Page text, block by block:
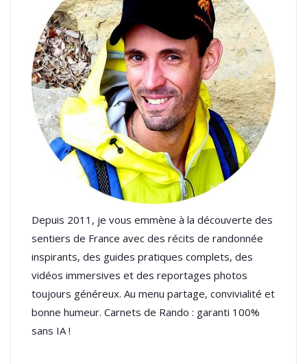
Depuis 2011, je vous emmène à la découverte des
sentiers de France avec des récits de randonnée
inspirants, des guides pratiques complets, des
vidéos immersives et des reportages photos
toujours généreux. Au menu partage, convivialité et
bonne humeur. Carnets de Rando : garanti 100%
sans IA !